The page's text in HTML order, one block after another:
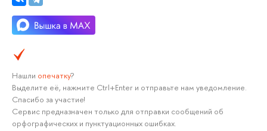
Нашли опечатку?
Выделите её, нажмите Ctrl+Enter и отправьте нам уведомление.
Спасибо за участие!
Сервис предназначен только для отправки сообщений об
орфографических и пунктуационных ошибках.